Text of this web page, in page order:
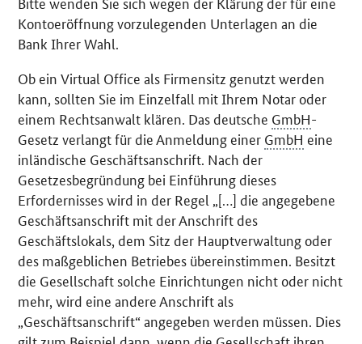
Kontoeröffnung vorzulegenden Unterlagen an die
Bank Ihrer Wahl.
Ob einVirtual Office als Firmensitz genutzt werden
kann, sollten Sie im Einzelfall mit Ihrem Notar oder
einem Rechtsanwalt klären. Das deutsche GmbH-
Gesetz verlangt für die Anmeldung einer GmbH eine
inländische Geschäftsanschrift. Nach der
Gesetzesbegründung bei Einführung dieses
Erfordernisses wird in der Regel „[…] die angegebene
Geschäftsanschrift mit der Anschrift des
Geschäftslokals, dem Sitz der Hauptverwaltung oder
des maßgeblichen Betriebes übereinstimmen. Besitzt
die Gesellschaft solche Einrichtungen nicht oder nicht
mehr, wird eine andere Anschrift als
„Geschäftsanschrift“ angegeben werden müssen. Dies